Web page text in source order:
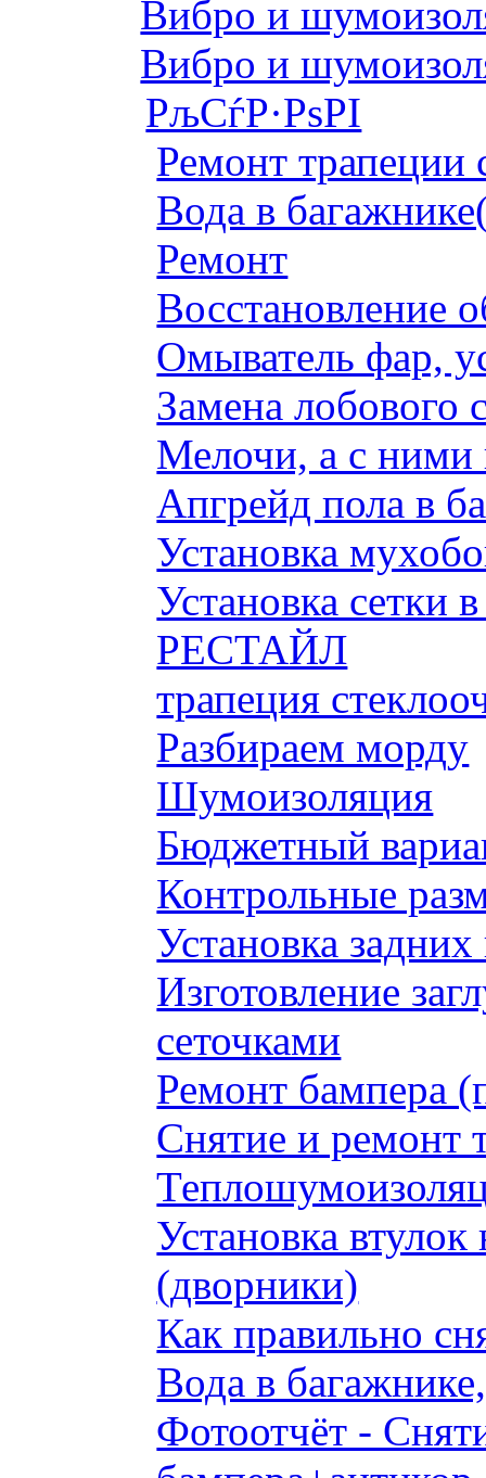
Вибро и
Вибро и
РљСѓР·РѕРІ
Ремонт трапеции
Вода в
Ремонт
Восстановление
Омыватель фар,
Замена лобового
Мелочи, а с ними
Апгрейд пола в
Установка
Установка сетки
РЕСТАЙЛ
трапеция
Разбираем морду
Шумоизоляция
Бюджетный
Контрольные
Установка
Изготовление
сеточками
Ремонт бампера
Снятие и ремонт
Установка втулок
(дворники)
Как правильно
Вода в
Фотоотчёт -